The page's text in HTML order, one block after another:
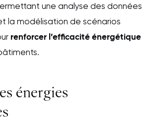
une analyse des données
la modélisation de scénarios
renforcer l’efficacité énergétique
énergies